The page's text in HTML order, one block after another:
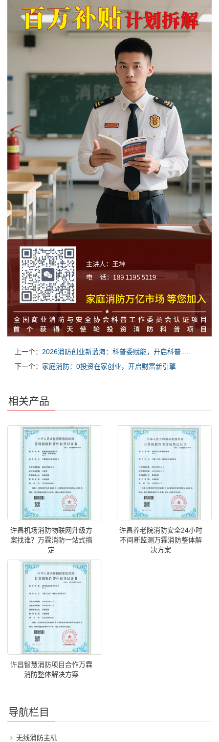
上一个： 2026消防创业新蓝海：科普委赋能，开启科普.....
下一个： 家庭消防：0投资在家创业，开启财富新引擎
相关产品
许昌机场消防物联网升级方
案找谁？万霖消防一站式搞
定
许昌养老院消防安全24小时
不间断监测万霖消防整体解
决方案
许昌智慧消防项目合作万霖
消防整体解决方案
导航栏目
无线消防主机